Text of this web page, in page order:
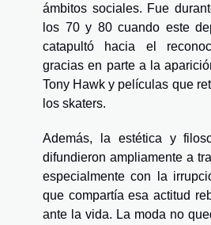
ámbitos sociales. Fue
los 70 y 80 cuando este
catapultó hacia el
gracias en parte a la
Tony Hawk y películas que
los skaters.
Además, la estética y
difundieron ampliamente a
especialmente con la
que compartía esa actitud
ante la vida. La moda no